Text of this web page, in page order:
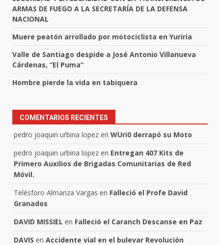
ARMAS DE FUEGO A LA SECRETARÍA DE LA DEFENSA
NACIONAL
Muere peatón arrollado por motociclista en Yuriria
Valle de Santiago despide a José Antonio Villanueva
Cárdenas, “El Puma”
Hombre pierde la vida en tabiquera
COMENTARIOS RECIENTES
pedro joaquin urbina lopez en WUri0 derrapó su Moto
pedro joaquin urbina lopez en Entregan 407 Kits de
Primero Auxilios de Brigadas Comunitarias de Red
Móvil.
Telésforo Almanza Vargas en Falleció el Profe David
Granados
DAVID MISSIEL en Falleció el Caranch Descanse en Paz
DAVIS en Accidente vial en el bulevar Revolución